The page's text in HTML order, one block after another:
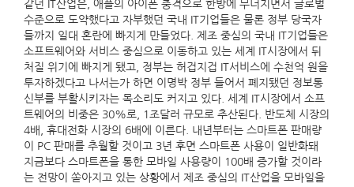
같던 IT산업은, 애플의 아이폰 충격으로 한방에 무너지면서 글로벌
수준으로 도약했다고 자부했던 국내 IT기업들은 물론 정부 당국자
들까지 일대 혼란에 빠지게 만들었다. 제조 중심의 국내 IT기업들은
소프트웨어와 서비스 중심으로 이동하고 있는 세계 IT시장에서 뒤
처질 위기에 빠지게 됐고, 정부는 허겁지겁 IT서비스에 수천억 원을
투자하겠다고 나서는가 하면 이명박 정부 들어서 폐지됐던 정보통
신부를 부활시키자는 목소리도 커지고 있다. 세계 IT시장에서 소프
트웨어의 비중은 30%로, 1조달러 규모로 추산된다. 반도체 시장의
4배, 휴대전화 시장의 6배에 이른다. 내년부터는 스마트폰 판매량
이 PC 판매를 추월할 것이고 3년 후면 스마트폰 사용이 일반화돼
지금보다 스마트폰을 통한 모바일 사용량이 100배 증가할 것이라
는 전망이 쏟아지고 있는 상황에서 제조 중심의 IT산업을 모바일을